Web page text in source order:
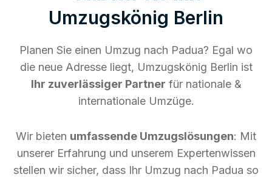
Umzugskönig Berlin
Planen Sie einen Umzug nach Padua? Egal wo
die neue Adresse liegt, Umzugskönig Berlin ist
Ihr zuverlässiger Partner für nationale &
internationale Umzüge.
Wir bieten umfassende Umzugslösungen: Mit
unserer Erfahrung und unserem Expertenwissen
stellen wir sicher, dass Ihr Umzug nach Padua so